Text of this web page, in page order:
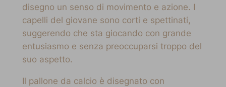
disegno un senso di movimento e azione. I
capelli del giovane sono corti e spettinati,
suggerendo che sta giocando con grande
entusiasmo e senza preoccuparsi troppo del
suo aspetto.
Il pallone da calcio è disegnato con